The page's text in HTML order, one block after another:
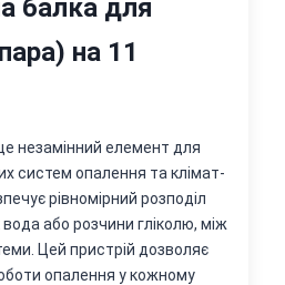
балка для
на 11
незамінний елемент для
систем опалення та клімат-
рівномірний розподіл
вода або розчини гліколю, між
Цей пристрій дозволяє
опалення у кожному